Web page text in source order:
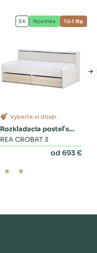
Vyberte si dizajn
Rozkladacia posteľ s
dvoma zásuvkami a
REA CROBAT 3
od 693 €
SK Novinka Náš tip